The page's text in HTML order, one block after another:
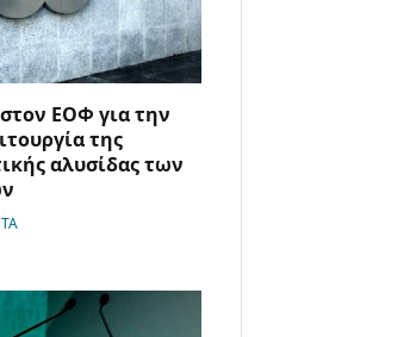
ΕΟΦ για την
της
αλυσίδας των